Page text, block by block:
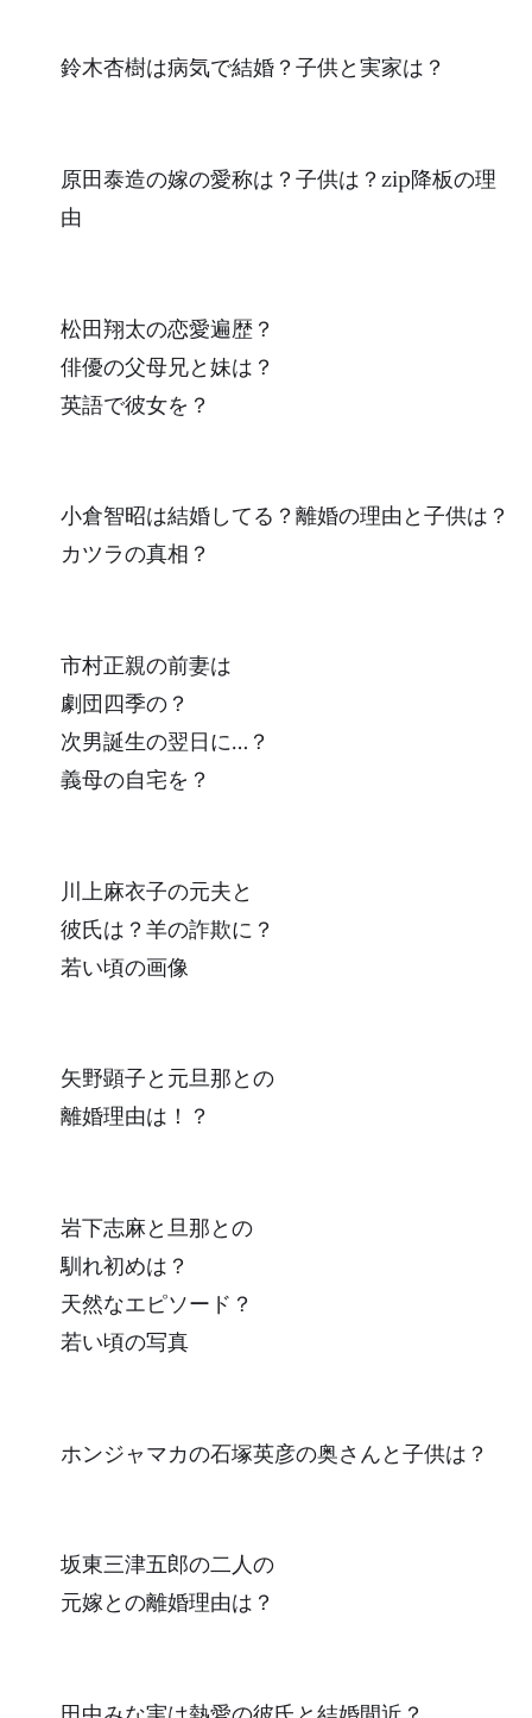
鈴木杏樹は病気で結婚？子供と実家は？
原田泰造の嫁の愛称は？子供は？zip降板の理
由
松田翔太の恋愛遍歴？
俳優の父母兄と妹は？
英語で彼女を？
小倉智昭は結婚してる？離婚の理由と子供は？
カツラの真相？
市村正親の前妻は
劇団四季の？
次男誕生の翌日に…？
義母の自宅を？
川上麻衣子の元夫と
彼氏は？羊の詐欺に？
若い頃の画像
矢野顕子と元旦那との
離婚理由は！？
岩下志麻と旦那との
馴れ初めは？
天然なエピソード？
若い頃の写真
ホンジャマカの石塚英彦の奥さんと子供は？
坂東三津五郎の二人の
元嫁との離婚理由は？